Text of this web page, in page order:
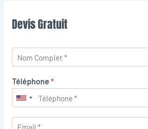
Devis Gratuit
Téléphone*